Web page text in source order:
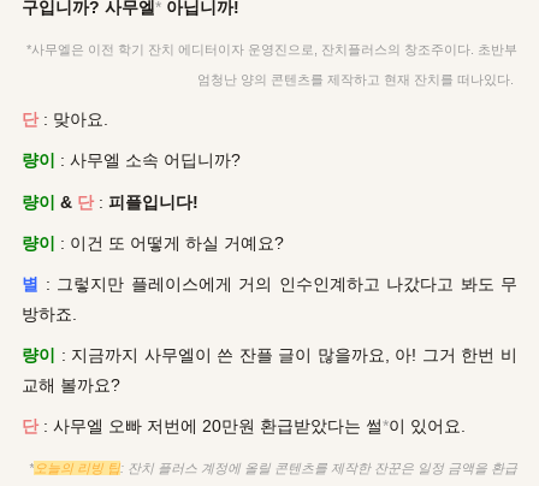
구입니까? 사무엘* 아닙니까!
*사무엘은 이전 학기 잔치 에디터이자 운영진으로, 잔치플러스의 창조주이다. 초반부
엄청난 양의 콘텐츠를 제작하고 현재 잔치를 떠나있다.
단: 맞아요.
량이 : 사무엘 소속 어딥니까?
량이 & 단: 피플입니다!
량이 : 이건 또 어떻게 하실 거예요?
별
: 그렇지만 플레이스에게 거의 인수인계하고 나갔다고 봐도 무
방하죠.
량이
: 지금까지 사무엘이 쓴 잔플 글이 많을까요, 아! 그거 한번 비
교해 볼까요?
단: 사무엘 오빠 저번에 20만원 환급받았다는 썰*이 있어요.
* 오늘의 리빙 팁: 잔치 플러스 계정에 올릴 콘텐츠를 제작한 잔꾼은 일정 금액을 환급